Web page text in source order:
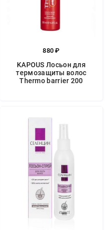
880 ₽
KAPOUS Лосьон для
термозащиты волос
Thermo barrier 200